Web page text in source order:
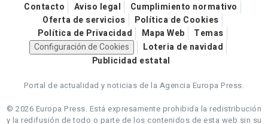
Contacto Aviso legal
Cumplimiento normativo
Oferta de servicios
Política de Cookies
Política de Privacidad
Mapa Web
Temas
Configuración de Cookies
Loteria de navidad
Publicidad estatal
Portal de actualidad y noticias de la Agencia Europa Press.
© 2026 Europa Press. Está expresamente prohibida la redistribución
y la redifusión de todo o parte de los contenidos de esta web sin su